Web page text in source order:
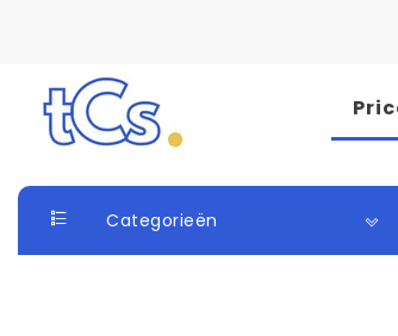
Skip to content
Categorieën